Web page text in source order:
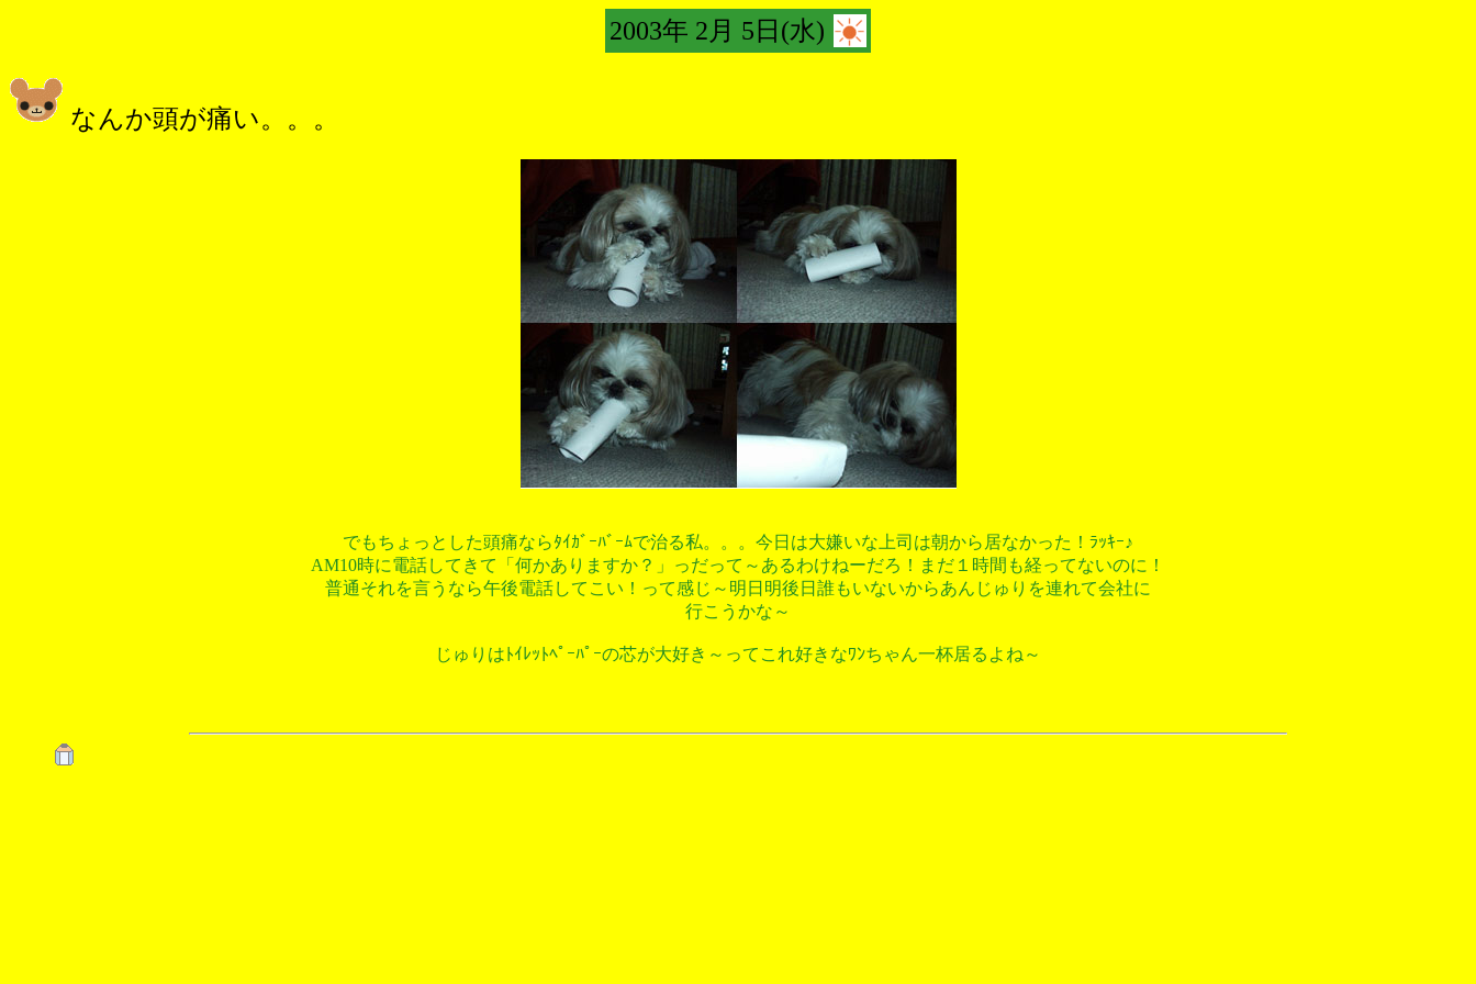
2003年 2月 5日(水)
なんか頭が痛い。。。
でもちょっとした頭痛ならﾀｲｶﾞｰﾊﾞｰﾑで治る私。。。今日は大嫌いな上司は朝から居なかった！ﾗｯｷｰ♪
AM10時に電話してきて「何かありますか？」っだって～あるわけねーだろ！まだ１時間も経ってないのに！
普通それを言うなら午後電話してこい！って感じ～明日明後日誰もいないからあんじゅりを連れて会社に
行こうかな～
じゅりはﾄｲﾚｯﾄﾍﾟｰﾊﾟｰの芯が大好き～ってこれ好きなﾜﾝちゃん一杯居るよね～